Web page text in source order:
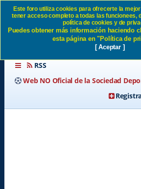
Caidas del
RSS
Web NO Oficial de la Sociedad
Este foro utiliza cookies para ofrecerte la
tener acceso completo a todas las funcionees,
política de cookies y de
Puedes obtener más información haciendo
esta página en "Política de
[ Aceptar ]